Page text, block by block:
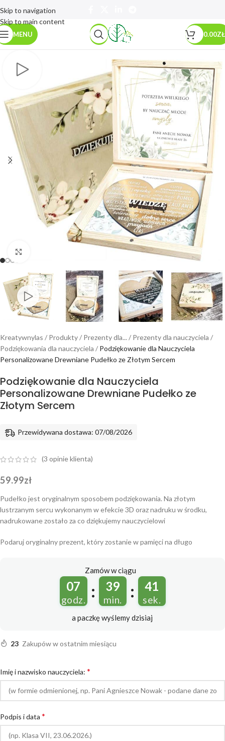
Skip to navigation
Skip to main content
MENU 0.00ZŁ
Kreatywnylas / Produkty/ Prezenty dla... / Prezenty dla nauczyciela /
Podziękowania dla nauczyciela / Podziękowanie dla Nauczyciela
Personalizowane Drewniane Pudełko ze Złotym Sercem
Podziękowanie dla Nauczyciela
Personalizowane Drewniane Pudełko ze
Złotym Sercem
Przewidywana dostawa: 07/08/2026
(3 opinie klienta)
59.99zł
Pudełko jest oryginalnym sposobem podziękowania. Na złotym
lustrzanym sercu wykonanym w efekcie 3D oraz nadruku w środku,
nadrukowane zostało za co dziękujemy nauczycielowi
Podaruj oryginalny prezent, który zostanie w pamięci na długo
Zamów w ciągu
07
godz. : 39
min. : 40
sek.
a paczkę wyślemydzisiaj
23 Zakupów w ostatnim miesiącu
Imię i nazwisko nauczyciela: *
Podpis i data *